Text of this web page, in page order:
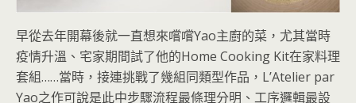
早從去年開幕後就一直想來嚐嚐Yao主廚的菜，尤其當時
疫情升溫、宅家期間試了他的Home Cooking Kit在家料理
套組……當時，接連挑戰了幾組同類型作品，LʼAtelier par
Yao之作可說是此中步驟流程最條理分明、工序邏輯最設